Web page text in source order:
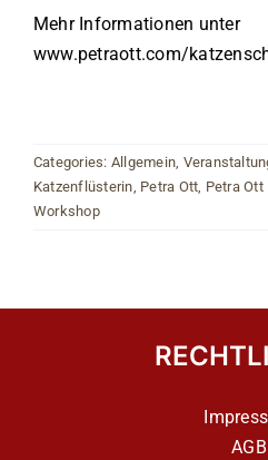
Mehr Informationen unter
www.petraott.com/
Categories: Allgemein,
Katzenflüsterin, Petra Ott, Petra
Workshop
AGB